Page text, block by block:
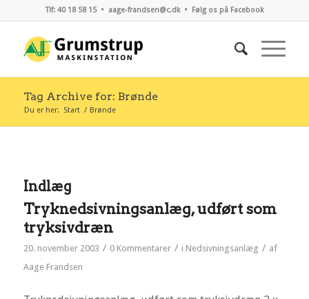
Tlf: 40 18 58 15 • aage-frandsen@c.dk• Følg os på Facebook
Tag Archive for: Brønde
Du er her: Start / Brønde
Indlæg
Tryknedsivningsanlæg, udført som
tryksivdræn
20. november 2003 / 0 Kommentarer / i Nedsivningsanlæg / af
Aage Frandsen